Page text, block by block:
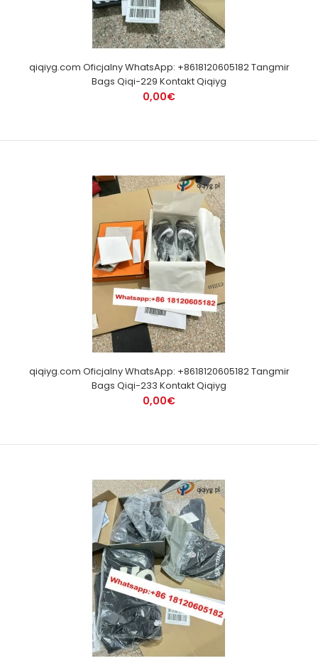
qiqiyg.com Oficjalny WhatsApp: +8618120605182 Tangmir
Bags Qiqi-229 Kontakt Qiqiyg
0,00€
qiqiyg.com Oficjalny WhatsApp: +8618120605182 Tangmir
Bags Qiqi-233 Kontakt Qiqiyg
0,00€